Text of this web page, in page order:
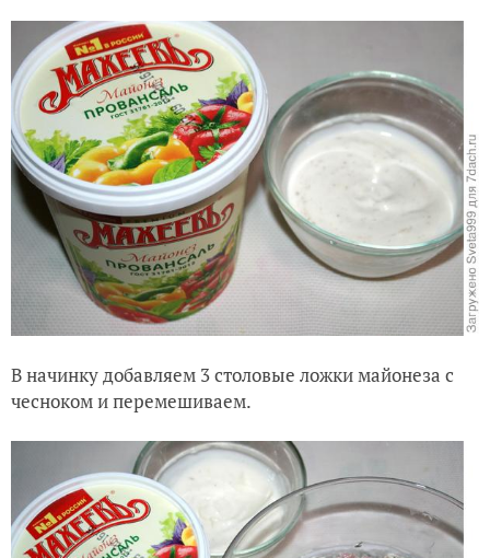
В начинку добавляем 3 столовые ложки майонеза с
чесноком и перемешиваем.